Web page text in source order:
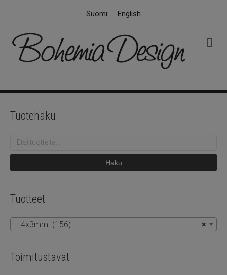
Suomi English
k
Tuotehaku
Etsi:
Haku
Tuotteet
×
4x3mm (156)
Toimitustavat